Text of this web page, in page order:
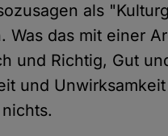
als
Was das mit einer
und Richtig, Gut
und